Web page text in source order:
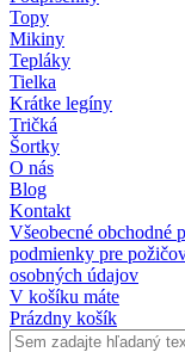
Topy
Mikiny
Tepláky
Tielka
Krátke legíny
Tričká
Šortky
O nás
Blog
Kontakt
Všeobecné obchodné
podmienky pre
osobných údajov
V košíku máte
Prázdny košík